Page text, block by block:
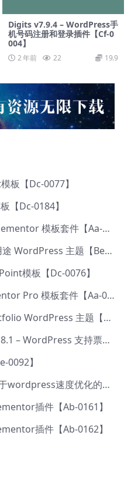
Digits v7.9.4 – WordPress手
机号码注册和登录插件【Cf-0
004】
2 年前 22 19.9
板【Dc-0077】
【Dc-0184】
Jarvis – 网络安全服务 Elementor 模板套件【Aa-0035】
lmpeka v1.3.9-创意多用途 WordPress 主题【Be-0064】
模板【Dc-0076】
Agria – 农业公司 Elementor Pro 模板套件【Aa-0003】
Rhye v3.5.3 – AJAX Portfolio WordPress 主题【Bi-0049】
Fluent Support Pro v1.8.1 – WordPress 支持票务系统【Cc-0041】
0092】
WP Rocket v3.10.8-用于wordpress速度优化的缓存加速插件【Cd-0019】
插件【Ab-0161】
插件【Ab-0162】